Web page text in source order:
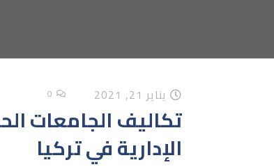
يناير 21, 2021 0
تكاليف الجامعات
الإدارية في تركيا